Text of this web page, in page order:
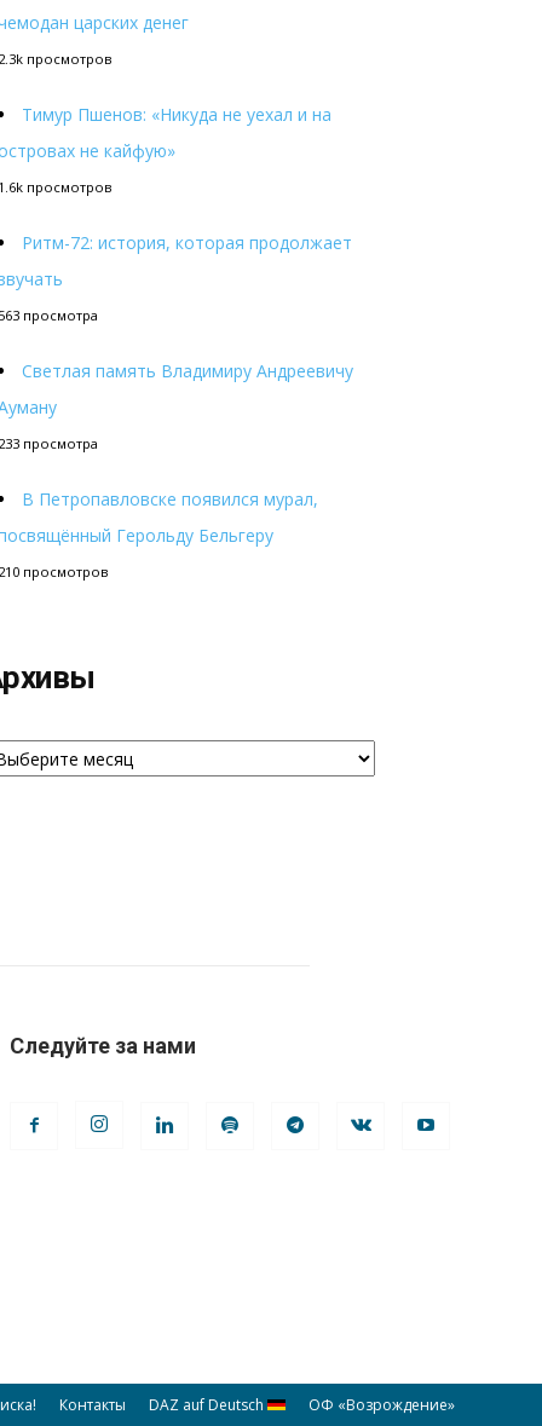
царских денег
просмотров
Тимур Пшенов: «Никуда не уехал и на
не кайфую»
просмотров
Ритм-72: история, которая продолжает
просмотра
Светлая память Владимиру Андреевичу
просмотра
В Петропавловске появился мурал,
Герольду Бельгеру
просмотров
Следуйте за нами
Контакты DAZ auf Deutsch ОФ «Возрождение»